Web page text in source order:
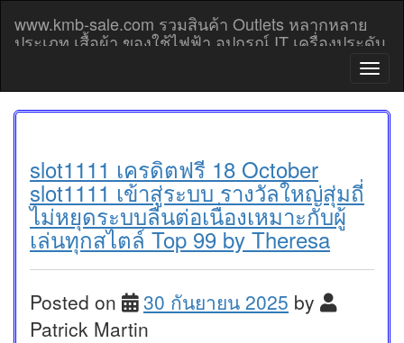
content
www.kmb-sale.com รวมสินค้า Outlets หลากหลาย
ประเภท เสื้อผ้า ของใช้ไฟฟ้า อุปกรณ์ IT เครื่องประดับ
T
o
g
a
slot1111 เครดิตฟรี 18 October
slot1111 เข้าสู่ระบบ รางวัลใหญ่สุ่มถี่
ไม่หยุดระบบลื่นต่อเนื่องเหมาะกับผู้
เล่นทุกสไตล์ Top 99 by Theresa
Posted on 30 กันยายน 2025 by
Patrick Martin